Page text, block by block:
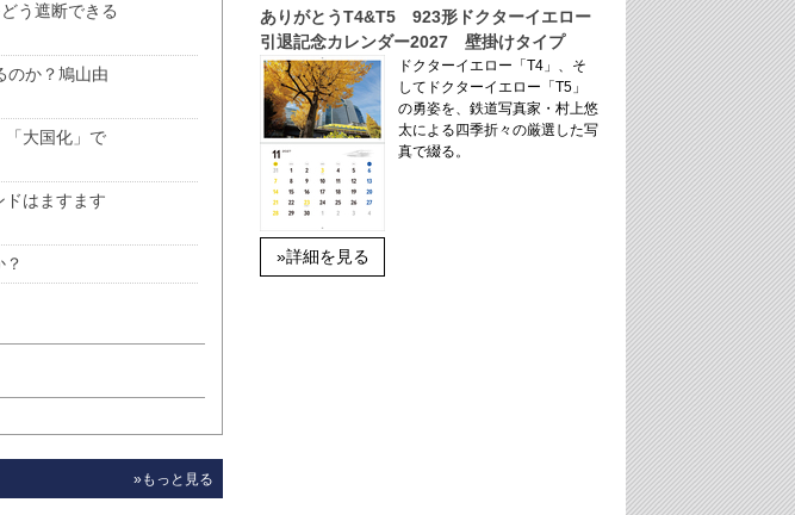
う遮断できる
のか？鳩山由
「大国化」で
はますます
»もっと見る
ありがとうT4&T5 923形ドクターイエロー
引退記念カレンダー2027 壁掛けタイプ
»詳細を見る
ドクターイエロー「T4」、そ
してドクターイエロー「T5」
の勇姿を、鉄道写真家・村上悠
太による四季折々の厳選した写
真で綴る。